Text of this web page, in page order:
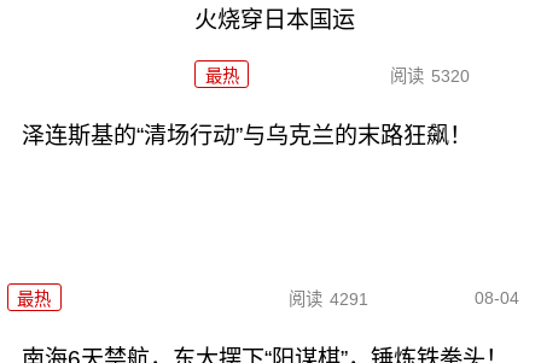
火烧穿日本国运
最热 阅读 5320
泽连斯基的“清场行动”与乌克兰的末路狂飙！
最热 阅读 4291 08-04